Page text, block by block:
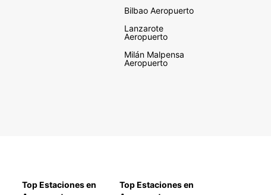
Bilbao Aeropuerto
Lanzarote
Aeropuerto
Milán Malpensa
Aeropuerto
Top Estaciones en
Top Estaciones en